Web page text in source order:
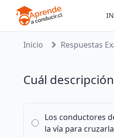
Inicio Respuestas
Cuál
Los conductores
la vía para